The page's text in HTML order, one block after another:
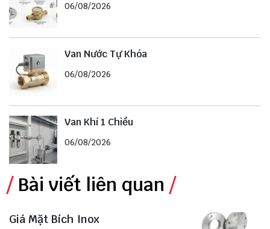
06/08/2026
Van Nước Tự Khóa
06/08/2026
Van Khí 1 Chiều
06/08/2026
Bài viết liên quan
Giá Mặt Bích Inox